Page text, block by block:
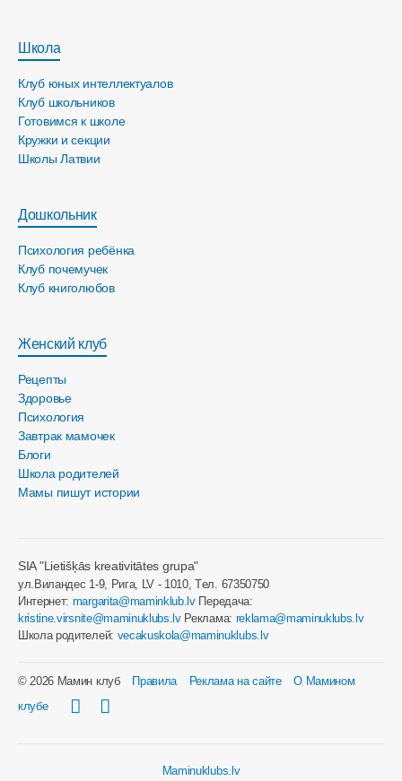
Школа
Клуб юных интеллектуалов
Клуб школьников
Готовимся к школе
Кружки и секции
Школы Латвии
Дошкольник
Психология ребёнка
Клуб почемучек
Клуб книголюбов
Женский клуб
Рецепты
Здоровье
Психология
Завтрак мамочек
Блоги
Школа родителей
Мамы пишут истории
SIA "Lietišķās kreativitātes grupa"
ул.Виландес 1-9, Рига, LV - 1010, Tел. 67350750
Интернет: margarita@maminklub.lvПередача:
kristine.virsnite@maminuklubs.lvРеклама: reklama@maminuklubs.lv
Школа родителей: vecakuskola@maminuklubs.lv
© 2026 Мамин клуб Правила Реклама на сайте
О Мамином
клубе
Maminuklubs.lv